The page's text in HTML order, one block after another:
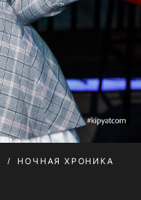
НОЧНАЯ ХРОНИКА